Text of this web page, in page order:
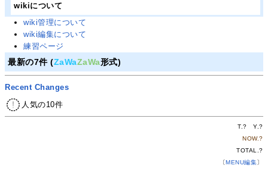
wikiについて
wiki管理について
wiki編集について
練習ページ
最新の7件 (ZaWaZaWa形式)
Recent Changes
人気の10件
T.? Y.?
NOW.?
TOTAL.?
〔 MENU編集〕